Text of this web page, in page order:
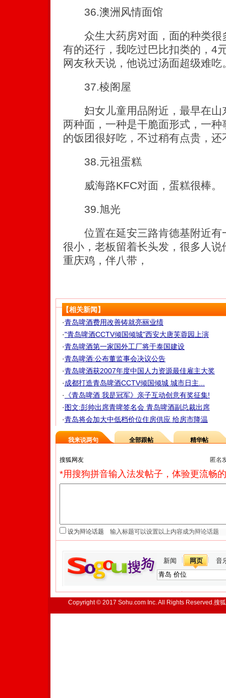
36.澳洲风情面馆
众生大药房对面，面的种类很
有的还行，我吃过巴比扣类的，4
网友秋天说，他说过汤面超级难吃
37.棱阁屋
妇女儿童用品附近，最早在山
两种面，一种是干脆面形式，一
的饭团很好吃，不过稍有点贵，
38.元祖蛋糕
威海路KFC对面，蛋糕很棒。
39.旭光
位置在延安三路肯德基附近有
很小，老板留着长头发，很多人
重庆鸡，伴八带，
【相关新闻】
·青岛啤酒费用改善铸就亮丽业绩
·"青岛啤酒CCTV倾国倾城"西安大唐芙蓉园上演
·青岛啤酒第一家国外工厂将于泰国建设
·青岛啤酒:公布董监事会决议公告
·青岛啤酒获2007年度中国人力资源最佳雇主大奖
·成都打造青岛啤酒CCTV倾国倾城 城市日主...
·
《青岛啤酒 我是冠军》亲子互动创意有奖征集!
·图文:彭帅出席青啤签名会 青岛啤酒副总裁出席
·青岛将会加大中低档价位住房供应 给房市降温
我来说两句 全部跟帖 精华帖
匿名
*用搜狗拼音输入法发帖子，体验更流畅
设为辩论话题
新闻 网页 音
Copyright © 2017 Sohu.com Inc. All Rights Reserved.搜